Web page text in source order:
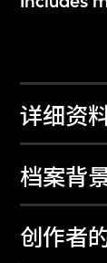
详细资
档案背
创作者